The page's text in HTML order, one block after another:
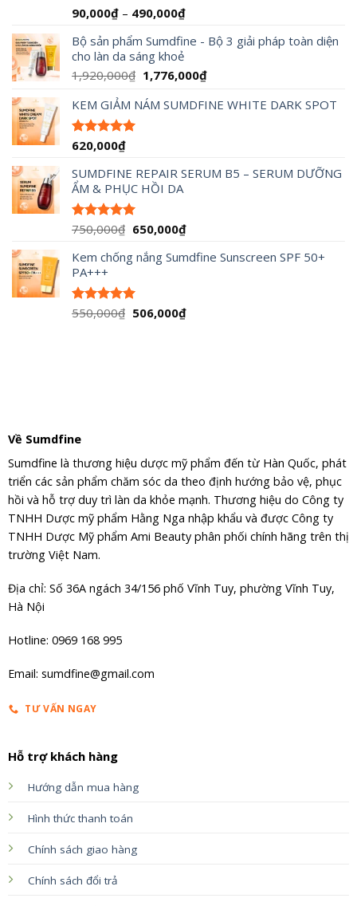
Được xếp
5 sao
90,000₫ – 490,000₫Khoảng
từ
đến
490,000₫
Bộ sản phẩm Sumdfine - Bộ 3 giải pháp toàn diện
cho làn da sáng khoẻ
1,920,000₫ Giá
là:
1,776,000₫Giá
tại
KEM GIẢM NÁM SUMDFINE WHITE DARK SPOT
Được xếp
5 sao
620,000₫
SUMDFINE REPAIR SERUM B5 – SERUM DƯỠNG
ẨM & PHỤC HỒI DA
Được xếp
5 sao
750,000₫ Giá
là:
650,000₫Giá
tại
Kem chống nắng Sumdfine Sunscreen SPF 50+
PA+++
Được xếp
550,000₫ Giá
506,000₫Giá
Về Sumdfine
Sumdfine là thương hiệu dược mỹ phẩm đến từ Hàn Quốc, phát
triển các sản phẩm chăm sóc da theo định hướng bảo vệ, phục
hồi và hỗ trợ duy trì làn da khỏe mạnh. Thương hiệu do Công ty
TNHH Dược mỹ phẩm Hằng Nga nhập khẩu và được Công ty
TNHH Dược Mỹ phẩm Ami Beauty phân phối chính hãng trên thị
trường Việt Nam.
Địa chỉ: Số 36A ngách 34/156 phố Vĩnh Tuy, phường Vĩnh Tuy,
Hà Nội
Hotline: 0969 168 995
Email: sumdfine@gmail.com
TƯ VẤN NGAY
Hỗ trợ khách hàng
Hướng dẫn mua hàng
Hình thức thanh toán
Chính sách giao hàng
Chính sách đổi trả